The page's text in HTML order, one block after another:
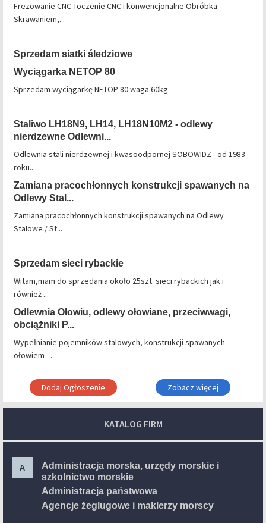
Frezowanie CNC Toczenie CNC i konwencjonalne Obróbka
Skrawaniem,...
Sprzedam siatki śledziowe
Wyciągarka NETOP 80
Sprzedam wyciągarkę NETOP 80 waga 60kg
Staliwo LH18N9, LH14, LH18N10M2 - odlewy
nierdzewne Odlewni...
Odlewnia stali nierdzewnej i kwasoodpornej SOBOWIDZ - od 1983
roku....
Zamiana pracochłonnych konstrukcji spawanych na
Odlewy Stal...
Zamiana pracochłonnych konstrukcji spawanych na Odlewy
Stalowe / St...
Sprzedam sieci rybackie
Witam,mam do sprzedania około 25szt. sieci rybackich jak i
również ...
Odlewnia Ołowiu, odlewy ołowiane, przeciwwagi,
obciążniki P...
Wypełnianie pojemników stalowych, konstrukcji spawanych
ołowiem - ...
Dodaj Ogłoszenie Zobacz więcej
KATALOG FIRM
A
Administracja morska, urzędy morskie i
szkolnictwo morskie
Administracja państwowa
Agencje żeglugowe i maklerzy morscy